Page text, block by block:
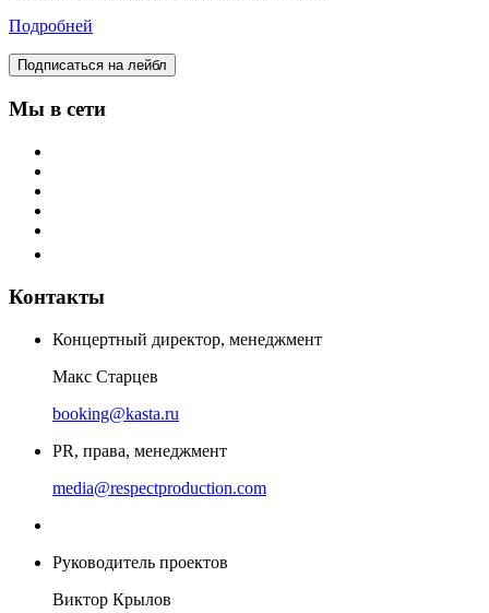
Подробней
Подписаться на лейбл
Мы в сети
Контакты
Концертный директор, менеджмент
Макс Старцев
booking@kasta.ru
PR, права, менеджмент
media@respectproduction.com
Руководитель проектов
Виктор Крылов